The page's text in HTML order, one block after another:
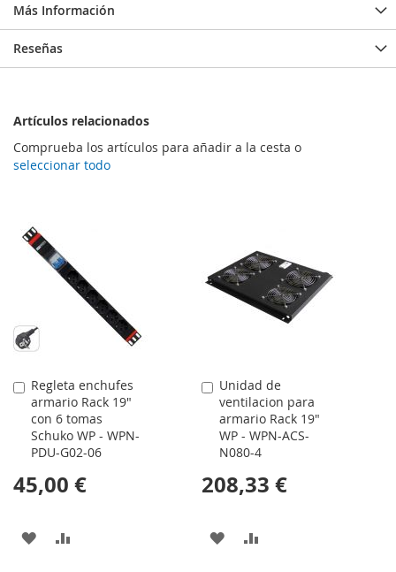
Más Información
Reseñas
Artículos relacionados
Comprueba los artículos para añadir a la cesta o
seleccionar todo
Regleta enchufes
armario Rack 19"
con 6 tomas
Schuko WP - WPN-
PDU-G02-06
45,00 €
Comprar
AÑADIR
Unidad de
ventilacion para
armario Rack 19"
WP - WPN-ACS-
N080-4
208,33 €
Comprar
AÑADIR